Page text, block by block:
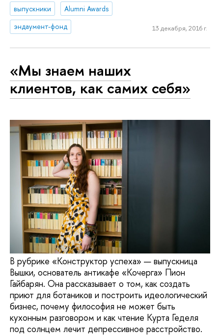
выпускники
Alumni Awards
эндаумент-фонд
13 декабря, 2016 г.
«Мы знаем наших
клиентов, как самих себя»
В рубрике «Конструктор успеха» — выпускница
Вышки, основатель антикафе «Кочерга» Пион
Гайбарян. Она рассказывает о том, как создать
приют для ботаников и построить идеологический
бизнес, почему философия не может быть
кухонным разговором и как чтение Курта Геделя
под солнцем лечит депрессивное расстройство.